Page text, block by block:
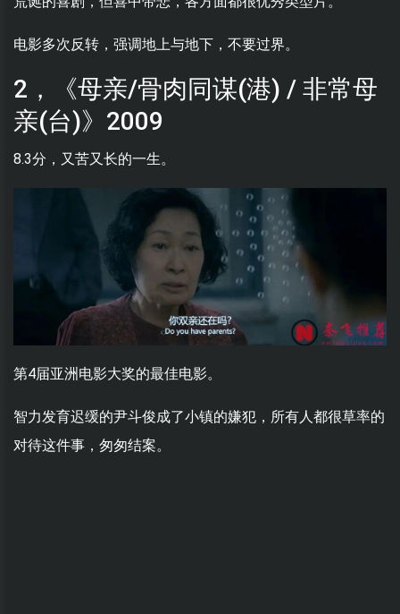
电影多次反转，强调地上与地下，不要过界。
2，《母亲/骨肉同谋(港) / 非常母
亲(台)》2009
8.3分，又苦又长的一生。
第4届亚洲电影大奖的最佳电影。
智力发育迟缓的尹斗俊成了小镇的嫌犯，所有人都很草率的
对待这件事，匆匆结案。